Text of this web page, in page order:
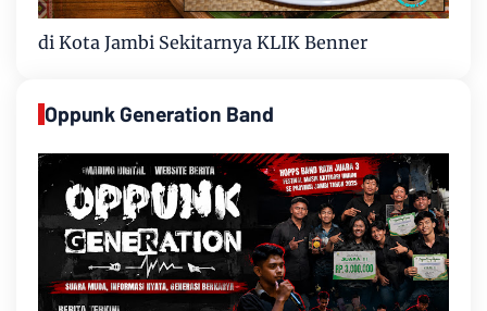
di Kota Jambi Sekitarnya KLIK Benner
Oppunk Generation Band